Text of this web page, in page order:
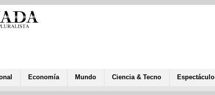
Economía Mundo Ciencia & Tecno Espectáculo